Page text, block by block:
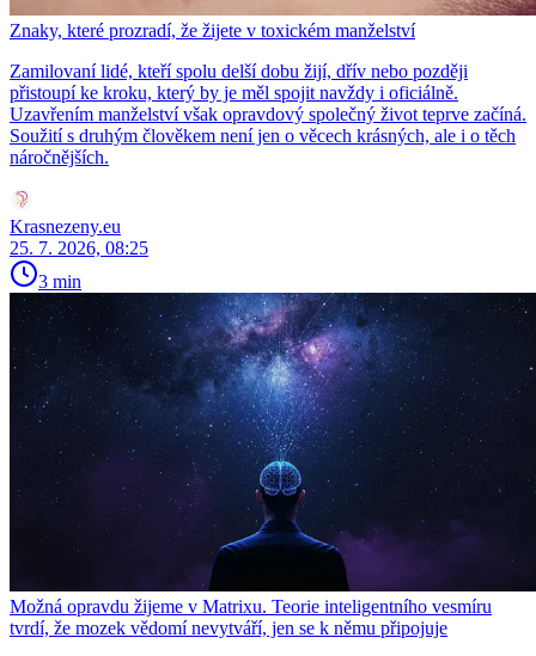
Znaky, které prozradí, že žijete v toxickém manželství
Zamilovaní lidé, kteří spolu delší dobu žijí, dřív nebo později
přistoupí ke kroku, který by je měl spojit navždy i oficiálně.
Uzavřením manželství však opravdový společný život teprve začíná.
Soužití s druhým člověkem není jen o věcech krásných, ale i o těch
náročnějších.
Krasnezeny.eu
25. 7. 2026, 08:25
3 min
Možná opravdu žijeme v Matrixu. Teorie inteligentního vesmíru
tvrdí, že mozek vědomí nevytváří, jen se k němu připojuje